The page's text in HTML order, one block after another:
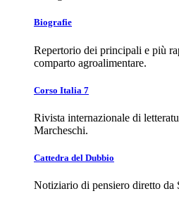
Biografie
Repertorio dei principali e più
comparto agroalimentare.
Corso Italia 7
Rivista internazionale di
Marcheschi.
Cattedra del Dubbio
Notiziario di pensiero diretto da